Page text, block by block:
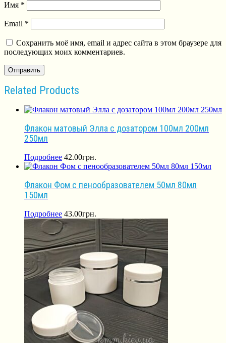
Имя *
Email *
Сохранить моё имя, email и адрес сайта в этом браузере для
последующих моих комментариев.
Related Products
Флакон матовый Элла с дозатором 100мл 200мл
250мл
Подробнее 42.00грн.
Флакон Фом с пенообразователем 50мл 80мл
150мл
Подробнее 43.00грн.